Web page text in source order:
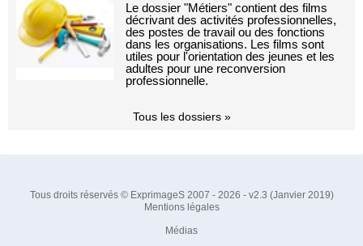
Le dossier "Métiers" contient des films
décrivant des activités professionnelles,
des postes de travail ou des fonctions
dans les organisations. Les films sont
utiles pour l'orientation des jeunes et les
adultes pour une reconversion
professionnelle.
Tous les dossiers »
Tous droits réservés © ExprimageS 2007 - 2026 - v2.3 (Janvier 2019)
Mentions légales
Médias